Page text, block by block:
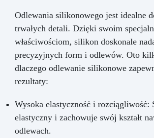
Odlewania silikonowego jest idealne
trwałych detali. Dzięki swoim
właściwościom, silikon doskonale
precyzyjnych form i odlewów. Oto
dlaczego odlewanie silikonowe
rezultaty:
Wysoka elastyczność i rozciągliwość:
elastyczny i zachowuje swój kształt
odlewach.